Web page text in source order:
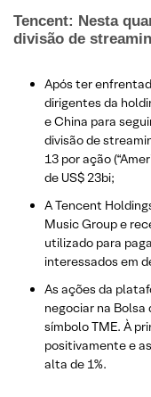
Tencent: Nesta
divisão de
Após ter
dirigentes da
e China para
divisão de
13 por ação
de US$ 23bi;
A Tencent
Music Group e
utilizado para
interessados em
As ações da
negociar na Bolsa
símbolo TME. À
positivamente e
alta de 1%.